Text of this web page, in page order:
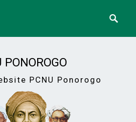
PONOROGO
PCNU Ponorogo